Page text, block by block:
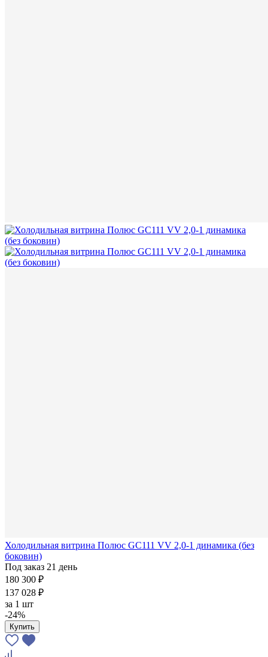
Холодильная витрина Полюс GC111 VV 2,0-1 динамика (без
боковин)
Под заказ 21 день
180 300 ₽
137 028 ₽
за 1 шт
-24%
Купить